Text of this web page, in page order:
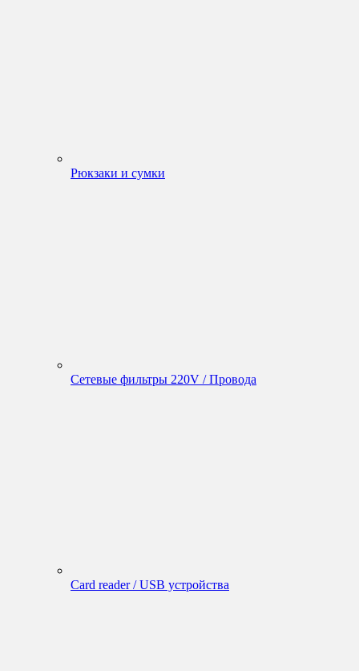
Рюкзаки и сумки
Сетевые фильтры 220V / Провода
Card reader / USB устройства